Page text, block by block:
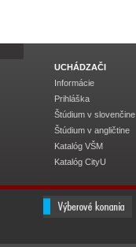
UCHÁDZAČI
Informácie
Prihláška
Štúdium v slovenčine
Štúdium v angličtine
Katalóg VŠM
Katalóg CityU